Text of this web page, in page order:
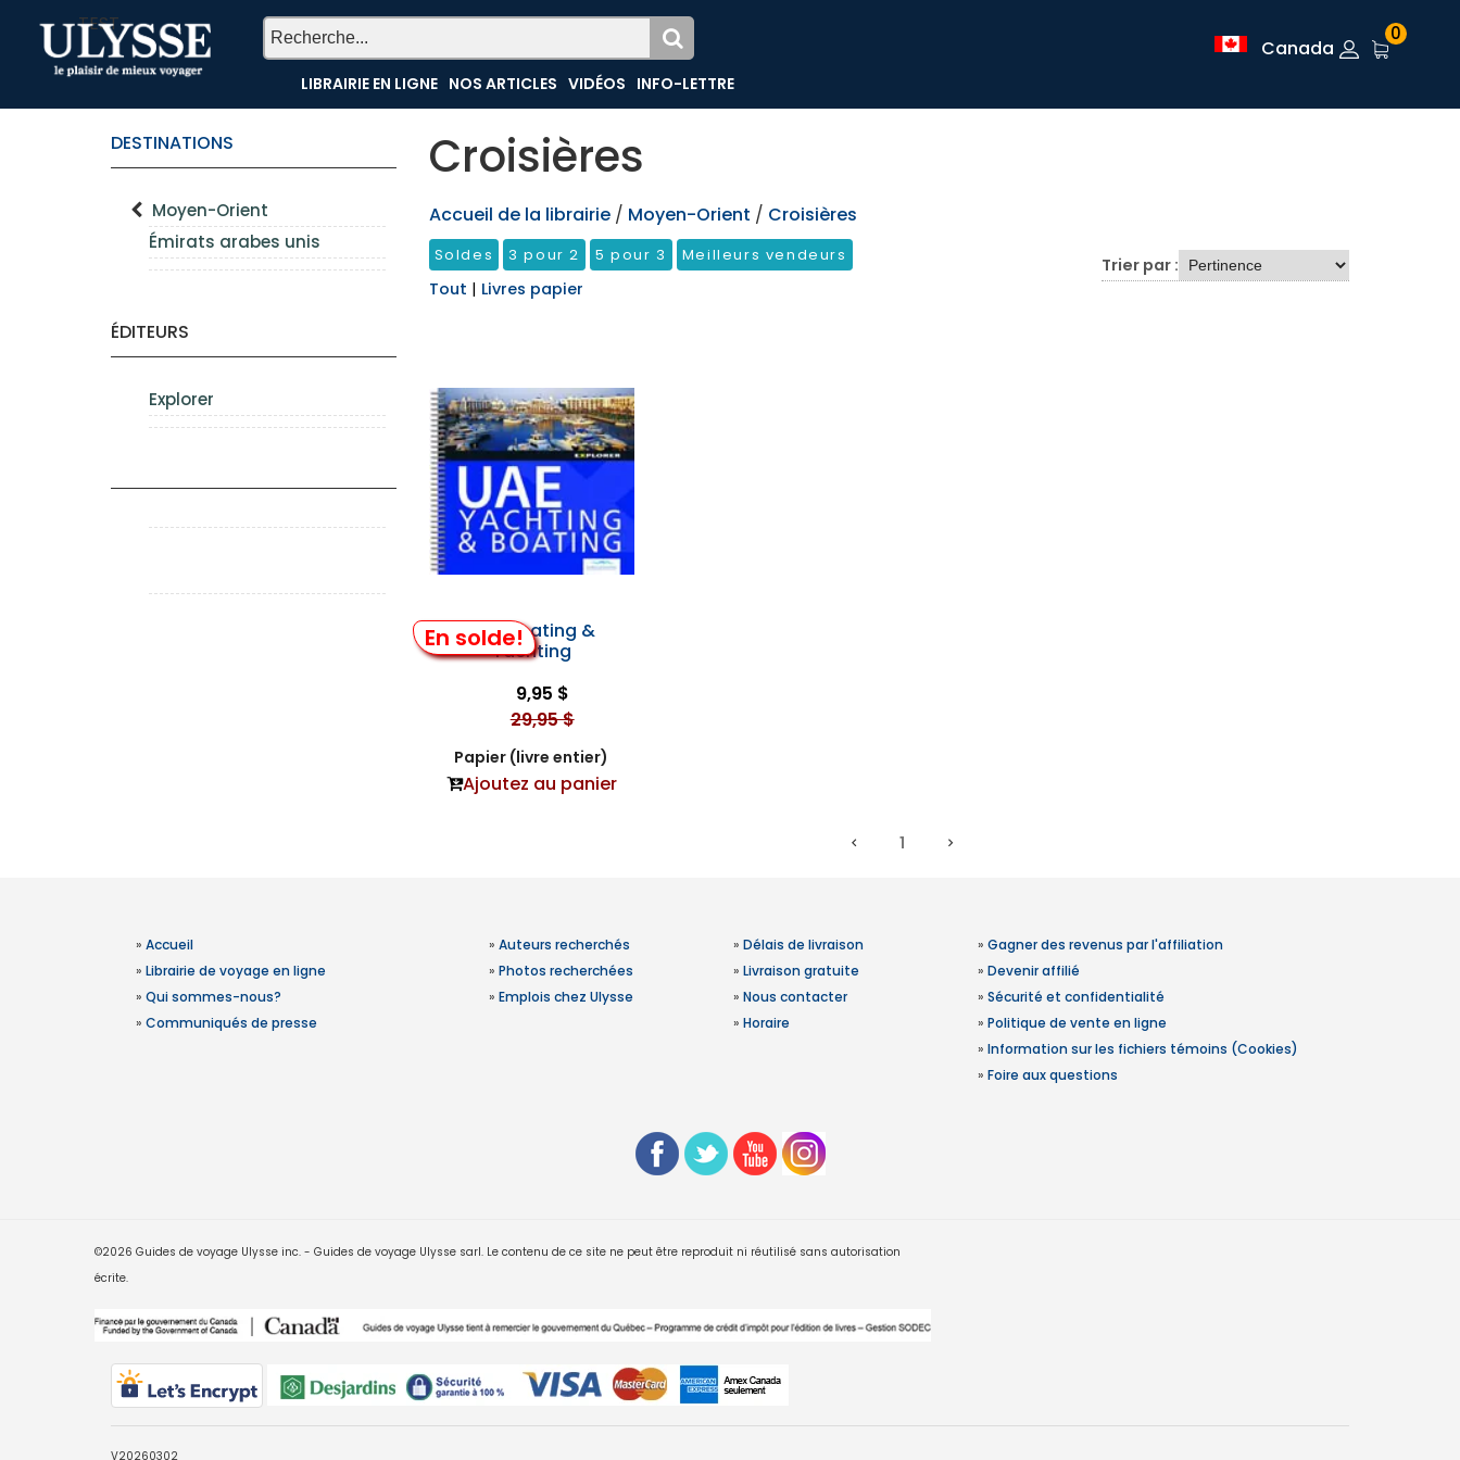
TEST
LIBRAIRIE EN LIGNE NOS ARTICLES VIDÉOS INFO-LETTRE
Canada
0
DESTINATIONS
Moyen-Orient
Émirats arabes unis
ÉDITEURS
Explorer
Croisières
Accueil de la librairie / Moyen-Orient / Croisières
Soldes 3 pour 2 5 pour 3 Meilleurs vendeurs
Tout | Livres papier
Trier par :
En solde!
Uae Boating &
Yachting
9,95 $
29,95 $
Papier (livre entier)
Ajoutez au panier
1
» Accueil
» Librairie de voyage en ligne
» Qui sommes-nous?
» Communiqués de presse
» Auteurs recherchés
» Photos recherchées
» Emplois chez Ulysse
» Délais de livraison
» Livraison gratuite
» Nous contacter
» Horaire
» Gagner des revenus par l'affiliation
» Devenir affilié
» Sécurité et confidentialité
» Politique de vente en ligne
» Information sur les fichiers témoins (Cookies)
» Foire aux questions
©2026 Guides de voyage Ulysse inc. - Guides de voyage Ulysse sarl. Le contenu de ce site ne peut être reproduit ni réutilisé sans autorisation
écrite.
V20260302